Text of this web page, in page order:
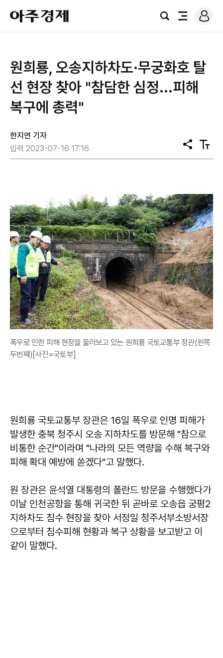
아
주
경
검
전
로
그
원희룡, 오송지하차도·무궁화호 탈
선 현장 찾아 "참담한 심정...피해
복구에 총력"
한지연 기자
입력 2023-07-16 17:16
공
유
텍
스
폭우로 인한 피해 현장을 둘러보고 있는 원희룡 국토교통부 장관(왼쪽
두번쨰)[사진=국토부]
원희룡 국토교통부 장관은 16일 폭우로 인명 피해가
발생한 충북 청주시 오송 지하차도를 방문해 "참으로
비통한 순간"이라며 "나라의 모든 역량을 수해 복구와
피해 확대 예방에 쏟겠다"고 말했다.
원 장관은 윤석열 대통령의 폴란드 방문을 수행했다가
이날 인천공항을 통해 귀국한 뒤 곧바로 오송읍 궁평2
지하차도 침수 현장을 찾아 서정일 청주서부소방서장
으로부터 침수피해 현황과 복구 상황을 보고받고 이
같이 말했다.